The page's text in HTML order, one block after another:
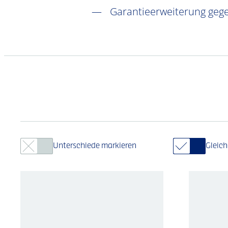
Garantieerweiterung
Unterschiede markieren